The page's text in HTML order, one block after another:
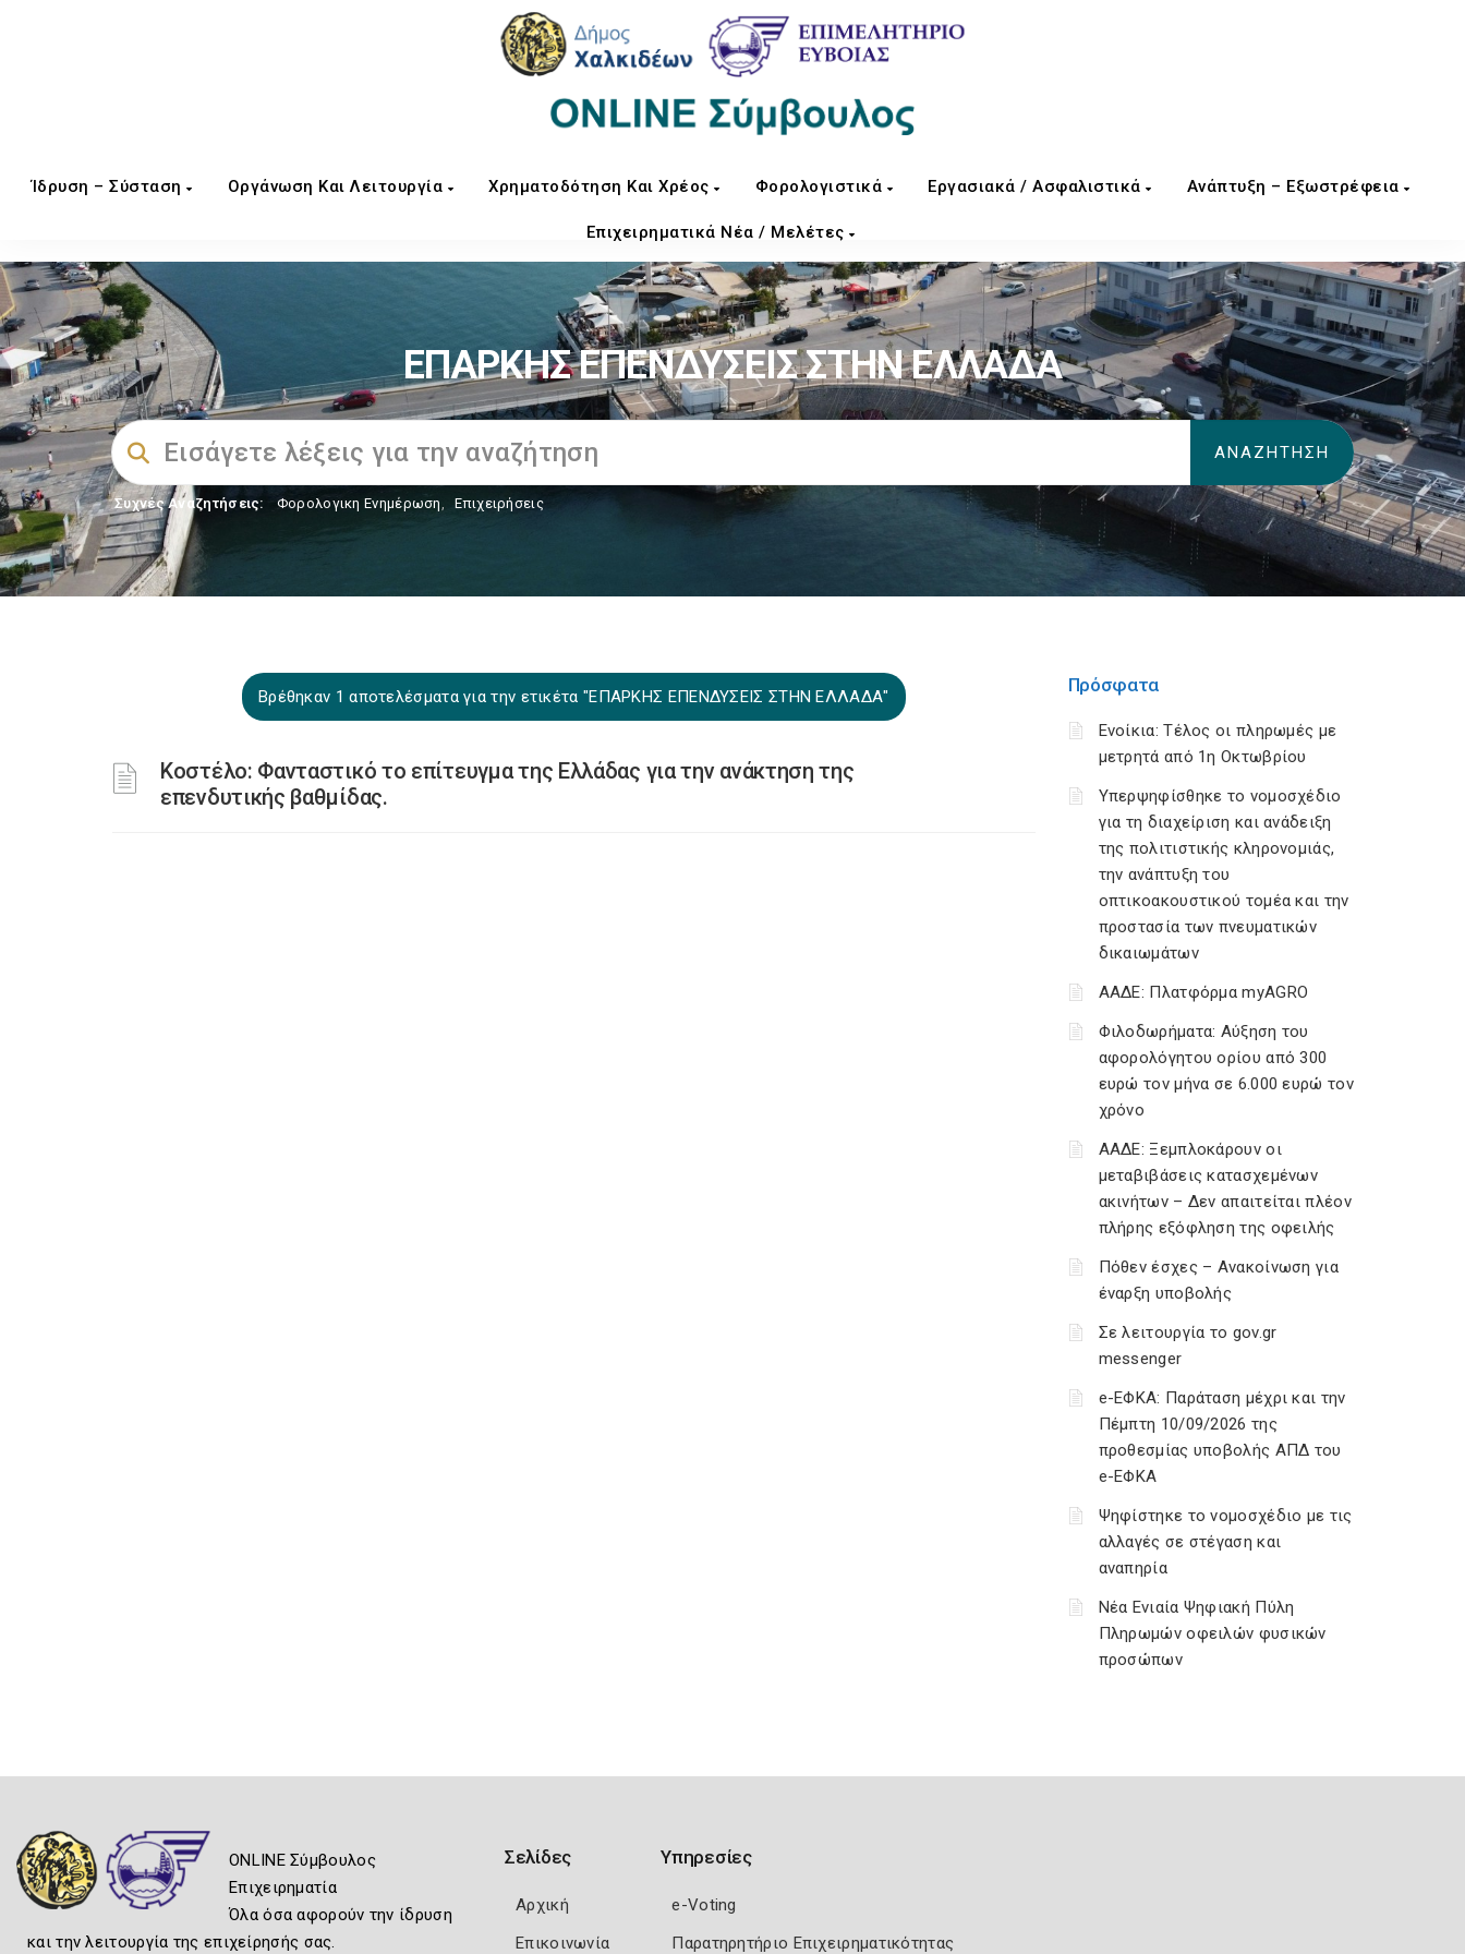
Ίδρυση – Σύσταση Οργάνωση Και Λειτουργία Χρηματοδότηση Και Χρέος Φορολογιστικά Εργασιακά / Ασφαλιστικά Ανάπτυξη – Εξωστρέφεια
Επιχειρηματικά Νέα / Μελέτες
ΕΠΑΡΚΗΣ ΕΠΕΝΔΥΣΕΙΣ ΣΤΗΝ ΕΛΛΑΔΑ
Συχνές Αναζητήσεις: Φορολογικη Ενημέρωση, Επιχειρήσεις
Βρέθηκαν 1 αποτελέσματα για την ετικέτα "ΕΠΑΡΚΗΣ ΕΠΕΝΔΥΣΕΙΣ ΣΤΗΝ ΕΛΛΑΔΑ"
Κοστέλο: Φανταστικό το επίτευγμα της Ελλάδας για την ανάκτηση της
επενδυτικής βαθμίδας.
Πρόσφατα
Ενοίκια: Τέλος οι πληρωμές με
μετρητά από 1η Οκτωβρίου
Υπερψηφίσθηκε το νομοσχέδιο
για τη διαχείριση και ανάδειξη
της πολιτιστικής κληρονομιάς,
την ανάπτυξη του
οπτικοακουστικού τομέα και την
προστασία των πνευματικών
δικαιωμάτων
ΑΑΔΕ: Πλατφόρμα myAGRO
Φιλοδωρήματα: Αύξηση του
αφορολόγητου ορίου από 300
ευρώ τον μήνα σε 6.000 ευρώ τον
χρόνο
ΑΑΔΕ: Ξεμπλοκάρουν οι
μεταβιβάσεις κατασχεμένων
ακινήτων – Δεν απαιτείται πλέον
πλήρης εξόφληση της οφειλής
Πόθεν έσχες – Ανακοίνωση για
έναρξη υποβολής
Σε λειτουργία το gov.gr
messenger
e-ΕΦΚΑ: Παράταση μέχρι και την
Πέμπτη 10/09/2026 της
προθεσμίας υποβολής ΑΠΔ του
e-ΕΦΚΑ
Ψηφίστηκε το νομοσχέδιο με τις
αλλαγές σε στέγαση και
αναπηρία
Νέα Ενιαία Ψηφιακή Πύλη
Πληρωμών οφειλών φυσικών
προσώπων
ONLINE Σύμβουλος
Επιχειρηματία
Όλα όσα αφορούν την ίδρυση
και την λειτουργία της επιχείρησής σας.
Σελίδες
Αρχική
Επικοινωνία
Υπηρεσίες
e-Voting
Παρατηρητήριο Επιχειρηματικότητας